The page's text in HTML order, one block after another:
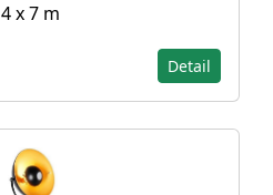
4 x 7 m
Detail